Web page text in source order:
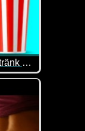
Wieso du kein mittelgroßes Getränk bestellen solltest
bis hin zu